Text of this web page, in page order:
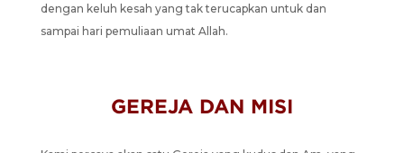
dengan keluh kesah yang tak terucapkan untuk dan
sampai hari pemuliaan umat Allah.
GEREJA DAN MISI